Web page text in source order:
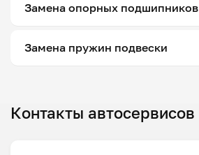
Замена опорных подшипников
Замена пружин подвески
Контакты автосервисов